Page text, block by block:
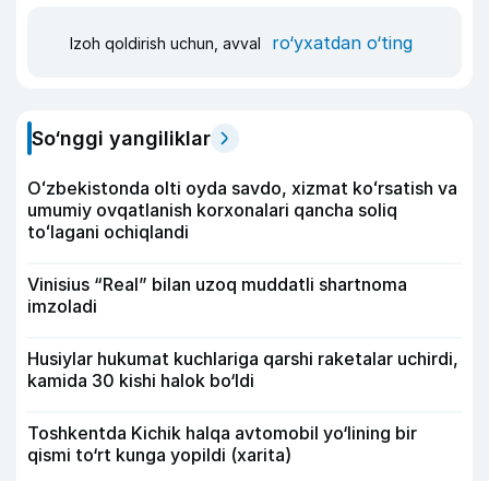
Izoh qoldirish uchun, avval ro‘yxatdan o‘ting
So‘nggi yangiliklar
Oʻzbekistonda olti oyda savdo, xizmat koʻrsatish va
umumiy ovqatlanish korxonalari qancha soliq
toʻlagani ochiqlandi
Vinisius “Real” bilan uzoq muddatli shartnoma
imzoladi
Husiylar hukumat kuchlariga qarshi raketalar uchirdi,
kamida 30 kishi halok bo‘ldi
Toshkentda Kichik halqa avtomobil yo‘lining bir
qismi to‘rt kunga yopildi (xarita)